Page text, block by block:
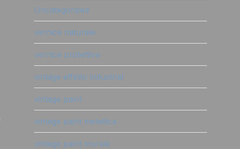
Uncategorized
vernice naturale
vernice protettiva
vintage effetto industrial
vintage paint
vintage paint metallica
vintage paint murale